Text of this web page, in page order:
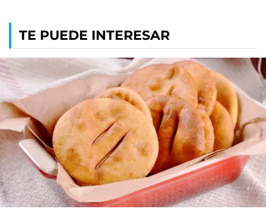
TE PUEDE INTERESAR